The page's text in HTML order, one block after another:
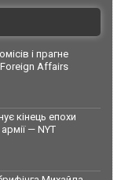
і прагне
Foreign Affairs
кінець епохи
— NYT